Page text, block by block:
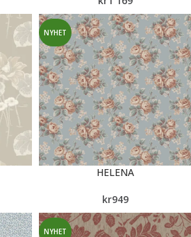
NYHET
HELENA
kr949
NYHET